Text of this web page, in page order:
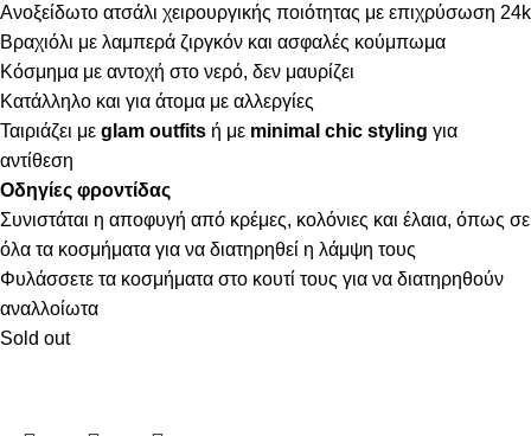
Ανοξείδωτο ατσάλι χειρουργικής ποιότητας με επιχρύσωση 24k
Βραχιόλι με λαμπερά ζιργκόν και ασφαλές κούμπωμα
Κόσμημα με αντοχή στο νερό, δεν μαυρίζει
Κατάλληλο και για άτομα με αλλεργίες
Ταιριάζει με glam outfits ή με minimal chic styling για
αντίθεση
Οδηγίες φροντίδας
Συνιστάται η αποφυγή από κρέμες, κολόνιες και έλαια, όπως σε
όλα τα κοσμήματα για να διατηρηθεί η λάμψη τους
Φυλάσσετε τα κοσμήματα στο κουτί τους για να διατηρηθούν
αναλλοίωτα
Sold out